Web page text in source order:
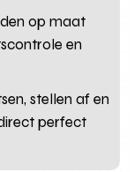
op maat
en
stellen af en
perfect